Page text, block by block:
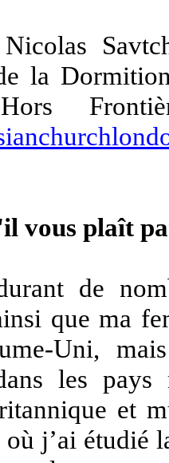
la
vous plaît
de
que ma
Uni,
les pays
et
où j’ai étudié